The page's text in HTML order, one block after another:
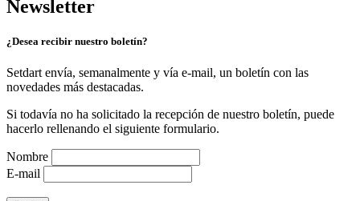
Newsletter
¿Desea recibir nuestro boletín?
Setdart envía, semanalmente y vía e-mail, un boletín con las
novedades más destacadas.
Si todavía no ha solicitado la recepción de nuestro boletín, puede
hacerlo rellenando el siguiente formulario.
Nombre
E-mail